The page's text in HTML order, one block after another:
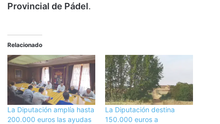
Provincial de Pádel.
Relacionado
La Diputación amplía hasta
200.000 euros las ayudas
La Diputación destina
150.000 euros a